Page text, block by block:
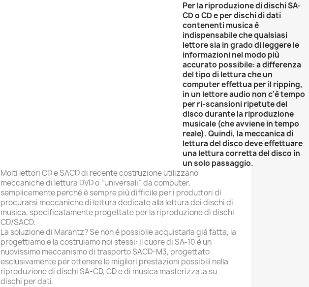
Per la riproduzione di dischi SA-
CD o CD e per dischi di dati
contenenti musica è
indispensabile che qualsiasi
lettore sia in grado di leggere le
informazioni nel modo più
accurato possibile: a differenza
del tipo di lettura che un
computer effettua per il ripping,
in un lettore audio non c'è tempo
per ri-scansioni ripetute del
disco durante la riproduzione
musicale (che avviene in tempo
reale). Quindi, la meccanica di
lettura del disco deve effettuare
una lettura corretta del disco in
un solo passaggio.
Molti lettori CD e SACD di recente costruzione utilizzano
meccaniche di lettura DVD o “universali” da computer,
semplicemente perché è sempre più difficile per i produttori di
procurarsi meccaniche di lettura dedicate alla lettura dei dischi di
musica, specificatamente progettate per la riproduzione di dischi
CD/SACD.
La soluzione di Marantz? Se non è possibile acquistarla già fatta, la
progettiamo e la costruiamo noi stessi: il cuore di SA-10 è un
nuovissimo meccanismo di trasporto SACD-M3, progettato
esclusivamente per ottenere le migliori prestazioni possibili nella
riproduzione di dischi SA-CD, CD e di musica masterizzata su
dischi per dati.